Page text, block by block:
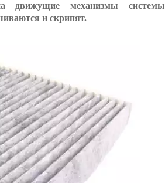
движущие механизмы системы
и скрипят.